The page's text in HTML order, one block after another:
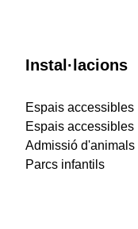
Instal·lacions
Espais accessibles
Espais accessibles
Admissió d'animals
Parcs infantils